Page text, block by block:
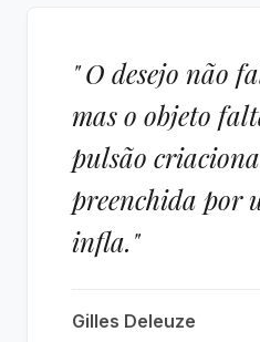
" O desejo não
mas o objeto
pulsão
preenchida por
infla."
Gilles Deleuze